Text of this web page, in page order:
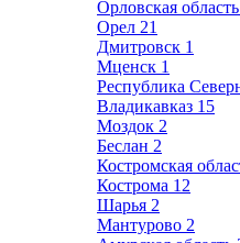
Орловская область
Орел 21
Дмитровск 1
Мценск 1
Республика
Владикавказ 15
Моздок 2
Беслан 2
Костромская
Кострома 12
Шарья 2
Мантурово 2